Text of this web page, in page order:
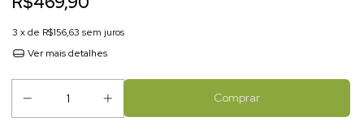
3 x de R$156,63 sem juros
Ver mais detalhes